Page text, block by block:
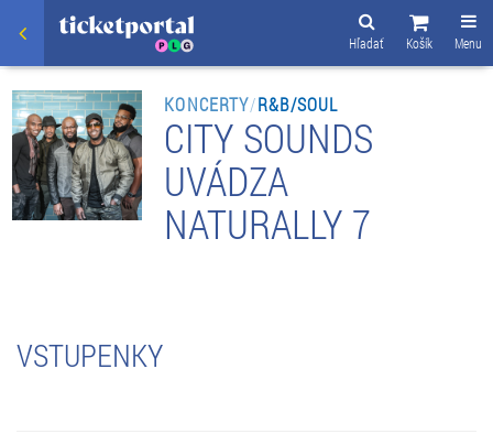
Menu
Košík
Hľadať
KONCERTY/R&B/SOUL
CITY SOUNDS
UVÁDZA
NATURALLY 7
VSTUPENKY